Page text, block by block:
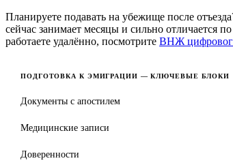
Планируете подавать на убежище после
сейчас занимает месяцы и сильно отличается
работаете удалённо, посмотрите ВНЖ
ПОДГОТОВКА К ЭМИГРАЦИИ — КЛЮЧЕВЫЕ БЛОКИ
Документы с апостилем
Медицинские записи
Доверенности